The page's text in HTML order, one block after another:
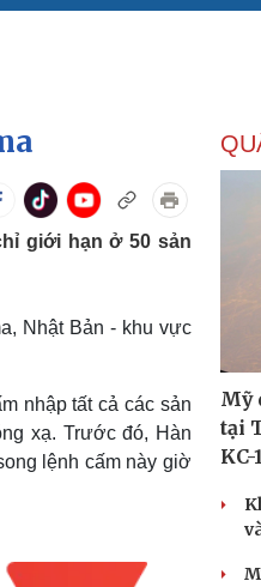
Doanh nghiệp
Doanh nghiệp
Doanh nhân
Du lịch
Tư vấn
Săn Tour
giới hạn ở 50 sản
Nhật Bản - khu vực
nhập tất cả các sản
xạ. Trước đó, Hàn
lệnh cấm này giờ
Mỹ
tại
KC-